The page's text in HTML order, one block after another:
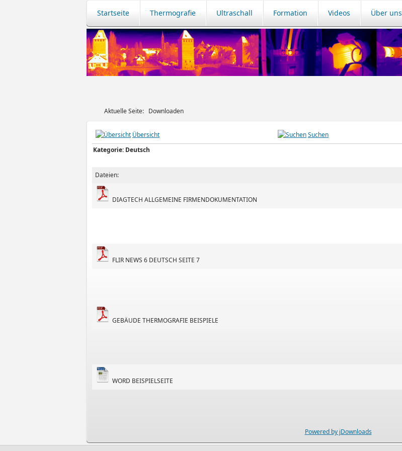
Startseite Thermografie Ultraschall Formation Videos Über uns
Aktuelle Seite: Downloaden
Übersicht Suchen
Kategorie: Deutsch
Dateien:
DIAGTECH ALLGEMEINE FIRMENDOKUMENTATION
FLIR NEWS 6 DEUTSCH SEITE 7
GEBÄUDE THERMOGRAFIE BEISPIELE
WORD BEISPIELSEITE
Powered by jDownloads